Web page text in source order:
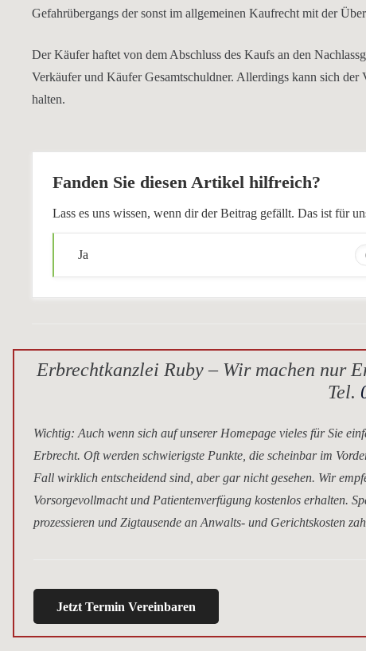
Gefahrübergangs der sonst im allgemeinen Kaufrecht mit der
Der Käufer haftet von dem Abschluss des Kaufs an den
Verkäufer und Käufer Gesamtschuldner. Allerdings kann sich
halten.
Fanden Sie diesen Artikel hilfreich?
Lass es uns wissen, wenn dir der Beitrag gefällt. Das ist für
Ja
Erbrechtkanzlei Ruby – Wir machen nur
Tel.
Wichtig: Auch wenn sich auf unserer Homepage vieles für Sie
Erbrecht. Oft werden schwierigste Punkte, die scheinbar im
Fall wirklich entscheidend sind, aber gar nicht gesehen. Wir
Vorsorgevollmacht und Patientenverfügung kostenlos erhalten.
prozessieren und Zigtausende an Anwalts- und Gerichtskosten
Jetzt Termin Vereinbaren